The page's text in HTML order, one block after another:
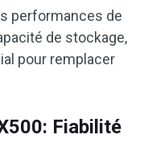
performances de
de stockage,
pour remplacer
Fiabilité